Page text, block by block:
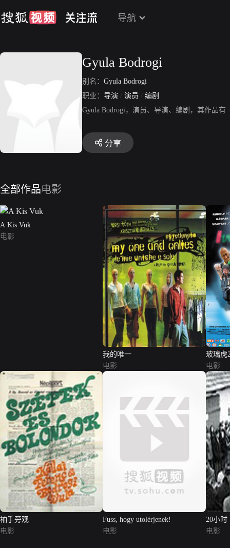
导航
Gyula Bodrogi
别名： Gyula Bodrogi
职业： 导演 / 演员 / 编剧
Gyula Bodrogi，演员、导演、编剧，其作品
分享
全部作品电影
A Kis Vuk
电影
我的唯一
电影
玻璃虎
电影
袖手旁观
电影
Fuss, hogy utolérjenek!
电影
20小时
电影